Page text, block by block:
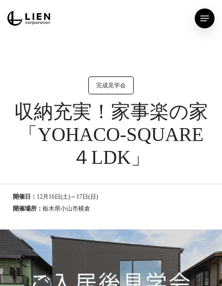
Menu
完成見学会
収納充実！家事楽の家
「YOHACO-SQUARE
４LDK」
開催日： 12月16日(土)～17日(日)
開催場所： 栃木県小山市横倉